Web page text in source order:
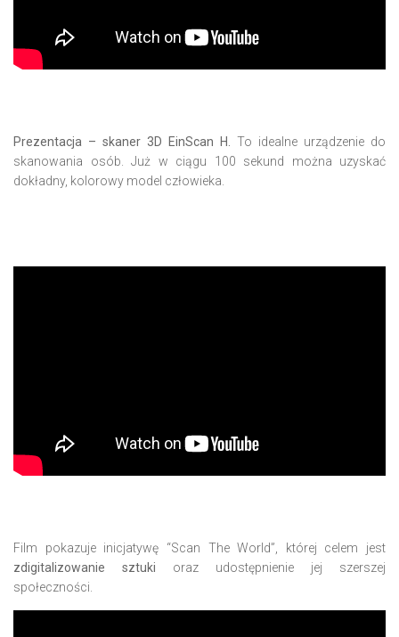
Prezentacja – skaner 3D EinScan H. To idealne urządzenie do
skanowania osób. Już w ciągu 100 sekund można uzyskać
dokładny, kolorowy model człowieka.
Film pokazuje inicjatywę “Scan The World”, której celem jest
zdigitalizowanie sztuki oraz udostępnienie jej szerszej
społeczności.